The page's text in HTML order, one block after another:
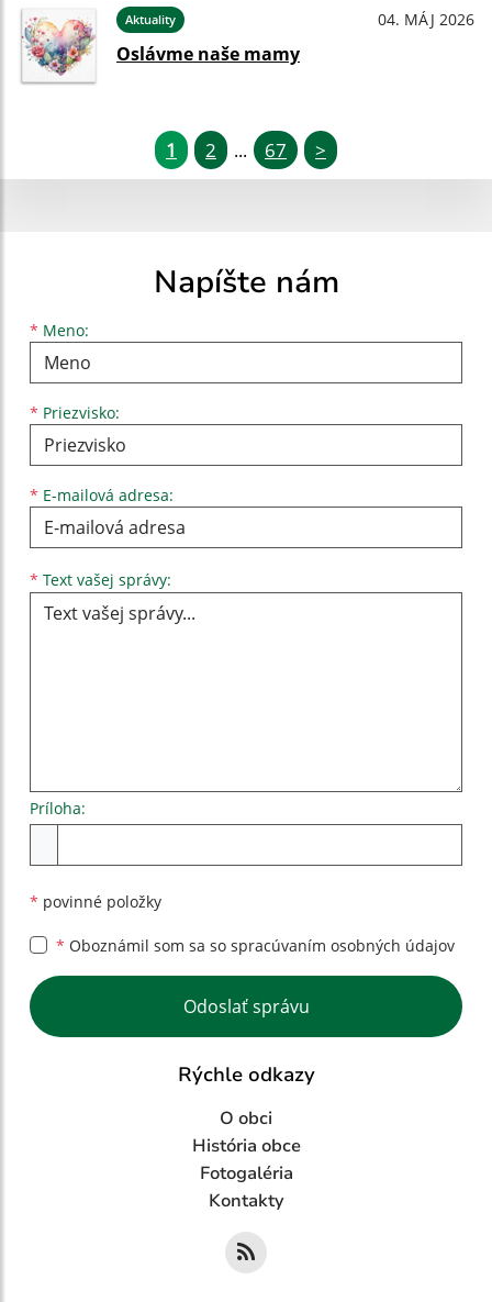
Aktuality 04. MÁJ 2026
Oslávme naše mamy
1 2 ... 67 >
Napíšte nám
* Meno:
Meno
* Priezvisko:
Priezvisko
* E-mailová adresa:
E-mailová adresa
* Text vašej správy:
Príloha:
* povinné položky
* Oboznámil som sa so spracúvaním osobných údajov
Google reCaptcha Response
Odoslať správu
Rýchle odkazy
O obci
História obce
Fotogaléria
Kontakty